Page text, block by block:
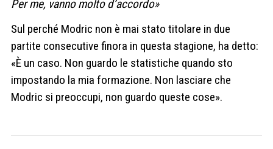
Per me, vanno molto d’accordo»
Sul perché Modric non è mai stato titolare in due
partite consecutive finora in questa stagione, ha detto:
«È un caso. Non guardo le statistiche quando sto
impostando la mia formazione. Non lasciare che
Modric si preoccupi, non guardo queste cose».